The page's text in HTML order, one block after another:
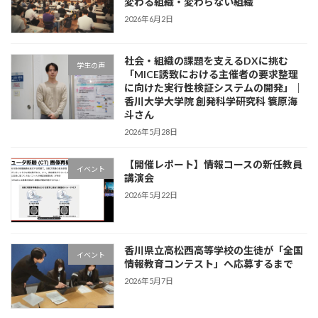
2026年6月2日
学生の声
社会・組織の課題を支えるDXに挑む
「MICE誘致における主催者の要求整理
に向けた実行性検証システムの開発」｜
香川大学大学院 創発科学研究科 簑原海
斗さん
2026年5月28日
イベント
【開催レポート】情報コースの新任教員
講演会
2026年5月22日
イベント
香川県立高松西高等学校の生徒が「全国
情報教育コンテスト」へ応募するまで
2026年5月7日